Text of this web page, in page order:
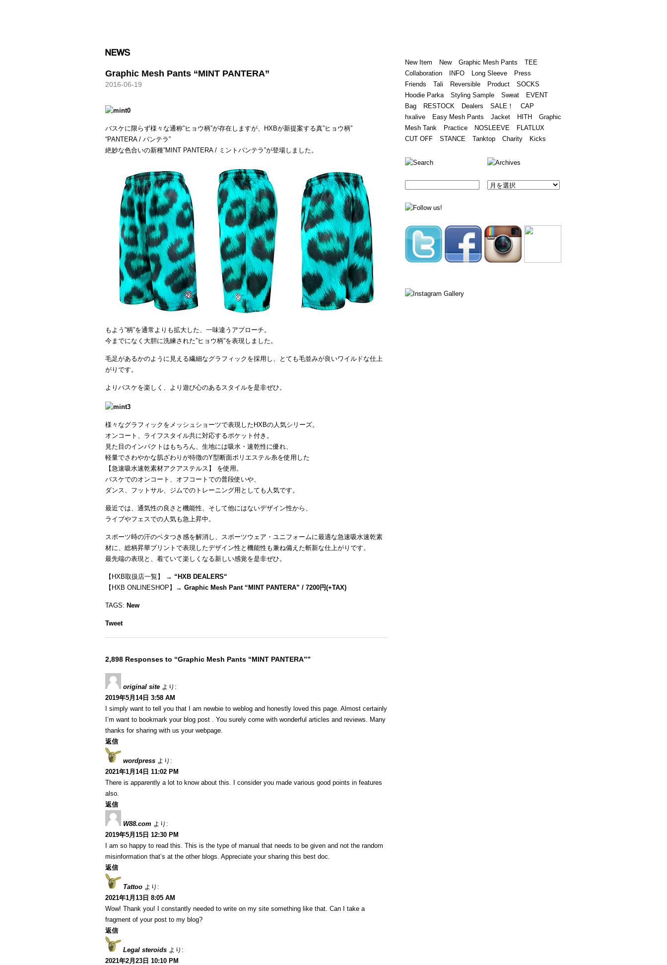
Graphic Mesh Pants “MINT PANTERA”
2016-06-19
バスケに限らず様々な通称”ヒョウ柄”が存在しますが、HXBが新提案する真”ヒョウ柄”
“PANTERA / パンテラ”
絶妙な色合いの新種”MINT PANTERA / ミントパンテラ”が登場しました。
もよう”柄”を通常よりも拡大した、一味違うアプローチ。
今までになく大胆に洗練された”ヒョウ柄”を表現しました。
毛足があるかのように見える繊細なグラフィックを採用し、とても毛並みが良いワイルドな仕上
がりです。
よりバスケを楽しく、より遊び心のあるスタイルを是非ぜひ。
様々なグラフィックをメッシュショーツで表現したHXBの人気シリーズ。
オンコート、ライフスタイル共に対応するポケット付き。
見た目のインパクトはもちろん、生地には吸水・速乾性に優れ、
軽量でさわやかな肌ざわりが特徴のY型断面ポリエステル糸を使用した
【急速吸水速乾素材アクアステルス】 を使用。
バスケでのオンコート、オフコートでの普段使いや、
ダンス、フットサル、ジムでのトレーニング用としても人気です。
最近では、通気性の良さと機能性、そして他にはないデザイン性から、
ライブやフェスでの人気も急上昇中。
スポーツ時の汗のベタつき感を解消し、スポーツウェア・ユニフォームに最適な急速吸水速乾素
材に、総柄昇華プリントで表現したデザイン性と機能性も兼ね備えた斬新な仕上がりです。
最先端の表現と、着ていて楽しくなる新しい感覚を是非ぜひ。
【HXB取扱店一覧】 → “ HXB DEALERS“
【HXB ONLINESHOP】→ Graphic Mesh Pant “MINT PANTERA” / 7200円(+TAX)
TAGS: New
Tweet
2,898 Responses to “Graphic Mesh Pants “MINT PANTERA””
original site より:
2019年5月14日 3:58 AM
I simply want to tell you that I am newbie to weblog and honestly loved this page. Almost certainly
I’m want to bookmark your blog post . You surely come with wonderful articles and reviews. Many
thanks for sharing with us your webpage.
返信
wordpress より:
2021年1月14日 11:02 PM
There is apparently a lot to know about this. I consider you made various good points in features
also.
返信
W88.com より:
2019年5月15日 12:30 PM
I am so happy to read this. This is the type of manual that needs to be given and not the random
misinformation that’s at the other blogs. Appreciate your sharing this best doc.
返信
Tattoo より:
2021年1月13日 8:05 AM
Wow! Thank you! I constantly needed to write on my site something like that. Can I take a
fragment of your post to my blog?
返信
Legal steroids より:
2021年2月23日 10:10 PM
New Item New Graphic Mesh Pants
TEE
Collaboration
INFO Long Sleeve
Press
Friends
Tali Reversible Product
SOCKS
Hoodie Parka
Styling Sample Sweat
EVENT
Bag
RESTOCK Dealers SALE！
CAP
hxalive
Easy Mesh Pants Jacket HITH
Graphic
Mesh Tank
Practice NOSLEEVE
FLATLUX
CUT OFF
STANCE Tanktop Charity Kicks